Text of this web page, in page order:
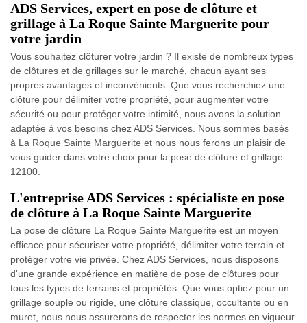
ADS Services, expert en pose de clôture et
grillage à La Roque Sainte Marguerite pour
votre jardin
Vous souhaitez clôturer votre jardin ? Il existe de nombreux types
de clôtures et de grillages sur le marché, chacun ayant ses
propres avantages et inconvénients. Que vous recherchiez une
clôture pour délimiter votre propriété, pour augmenter votre
sécurité ou pour protéger votre intimité, nous avons la solution
adaptée à vos besoins chez ADS Services. Nous sommes basés
à La Roque Sainte Marguerite et nous nous ferons un plaisir de
vous guider dans votre choix pour la pose de clôture et grillage
12100.
L'entreprise ADS Services : spécialiste en pose
de clôture à La Roque Sainte Marguerite
La pose de clôture La Roque Sainte Marguerite est un moyen
efficace pour sécuriser votre propriété, délimiter votre terrain et
protéger votre vie privée. Chez ADS Services, nous disposons
d'une grande expérience en matière de pose de clôtures pour
tous les types de terrains et propriétés. Que vous optiez pour un
grillage souple ou rigide, une clôture classique, occultante ou en
muret, nous nous assurerons de respecter les normes en vigueur